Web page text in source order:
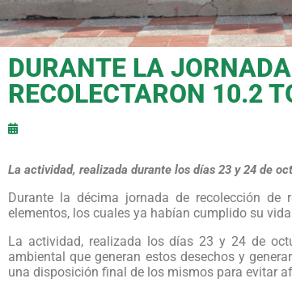
DURANTE LA
RECOLECTARON 10.2
La actividad, realizada durante los días 23 y 24 de
Durante la décima jornada de recolección de
elementos, los cuales ya habían cumplido su
La actividad, realizada los días 23 y 24 de
ambiental que generan estos desechos y
una disposición final de los mismos para evitar